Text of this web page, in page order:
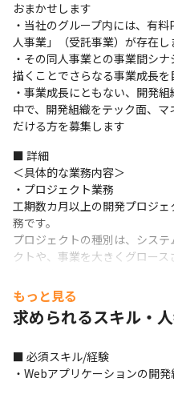
おまかせします
・当社のグループ内には、有
⼈事業」（受託事業）が存在し
・その同⼈事業との事業間シ
描くことでさらなる事業成⻑を
・事業成⻑にともない、開発
中で、開発組織をテック⾯、
だける⽅を募集します
■ 詳細
＜具体的な業務内容＞
・プロジェクト業務
⼯期数カ⽉以上の開発プロジ
務です。
プロジェクトの種別は、シス
クトや、事業を⼤きくグロー
・エンハンス業務
ユーザーの閲覧・購⼊に関す
⾏います。
務です。
UI/UX改善やパフォーマンス改
もっと見る
求められるスキル・
■ 必須スキル/経験
・Webアプリケーションの開発